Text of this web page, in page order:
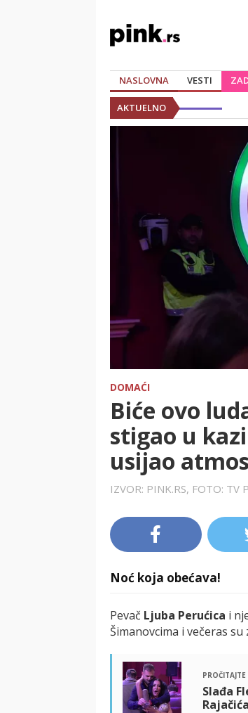
NASLOVNA VESTI
AKTUELNO
DOMAĆI
Biće ovo
stigao u
usijao
IZVOR: PINK.RS, FOTO: TV
Noć koja obećava!
Pevač Ljuba Perućica i
Šimanovcima i večeras
pročitajte
Slađa